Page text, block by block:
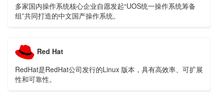
多家国内操作系统核心企业自愿发起“UOS统一操作系统筹备
组”共同打造的中文国产操作系统。
Red Hat
RedHat是RedHat公司发行的Linux 版本，具有高效率、可扩展
性和可靠性。